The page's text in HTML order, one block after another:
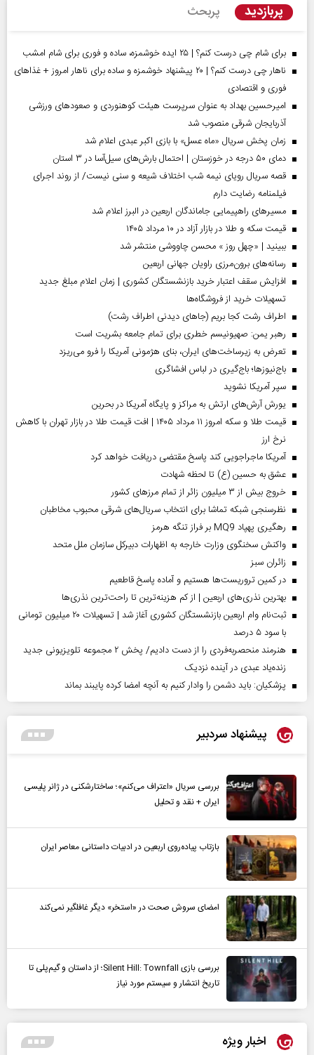
پربازدید پربحث
برای شام چی درست کنم؟ | ۲۵ ایده خوشمزه، ساده و فوری برای شام امشب
ناهار چی درست کنم؟ | ۲۰ پیشنهاد خوشمزه و ساده برای ناهار امروز + غذاهای
فوری و اقتصادی
امیرحسین بهداد به عنوان سرپرست هیئت کوهنوردی و صعودهای ورزشی
آذربایجان شرقی منصوب شد
زمان پخش سریال «ماه عسل» با بازی اکبر عبدی اعلام شد
دمای ۵۰ درجه در خوزستان | احتمال بارش‌های سیل‌آسا در ۳ استان
قصه سریال رویای نیمه شب اختلاف شیعه و سنی نیست/ از روند اجرای
فیلمنامه رضایت دارم
مسیر‌های راهپیمایی جاماندگان اربعین در البرز اعلام شد
قیمت سکه و طلا در بازار آزاد در ۱۰ مرداد ۱۴۰۵
ببینید | «چهل روز » محسن چاووشی منتشر شد
رسانه‌های برون‌مرزی راویان جهانی اربعین
افزایش سقف اعتبار خرید بازنشستگان کشوری | زمان اعلام مبلغ جدید
تسهیلات خرید از فروشگاه‌ها
اطراف رشت کجا بریم (جاهای دیدنی اطراف رشت)
رهبر یمن: صهیونیسم خطری برای تمام جامعه بشریت است
تعرض به زیرساخت‌های ایران، بنای هژمونی آمریکا را فرو می‌ریزد
باج‌نیوزها؛ باج‌گیری در لباس افشاگری
سپر آمریکا نشوید
یورش آرش‌های ارتش به مراکز و پایگاه‌ آمریکا در بحرین
قیمت طلا و سکه امروز ۱۱ مرداد ۱۴۰۵ | افت قیمت طلا در بازار تهران با کاهش
نرخ ارز
آمریکا ماجراجویی کند پاسخ مقتضی دریافت خواهد کرد
عشق به حسین (ع) تا لحظه شهادت
خروج بیش از ۳ میلیون زائر از تمام مرز‌های کشور
نظرسنجی شبکه تماشا برای انتخاب سریال‌های شرقی محبوب مخاطبان
رهگیری پهپاد MQ9 بر فراز تنگه هرمز
واکنش سخنگوی وزارت خارجه به اظهارات دبیرکل سازمان ملل متحد
‌زائران سبز
در کمین تروریست‌ها هستیم و آماده پاسخ قاطعیم
بهترین نذری‌های اربعین | از کم هزینه‌ترین تا راحت‌ترین نذری‌ها
ثبت‌نام وام اربعین بازنشستگان کشوری آغاز شد | تسهیلات ۲۰ میلیون تومانی
با سود ۵ درصد
هنرمند منحصر‌به‌فردی را از دست دادیم/ پخش ۲ مجموعه تلویزیونی جدید
زنده‌یاد عبدی در آینده نزدیک
پزشکیان: باید دشمن را وادار کنیم به آنچه امضا کرده پایبند بماند
پیشنهاد سردبیر
بررسی سریال «اعتراف می‌کنم»؛ ساختارشکنی در ژانر پلیسی
ایران + نقد و تحلیل
بازتاب پیاده‌روی اربعین در ادبیات داستانی معاصر ایران
امضای سروش صحت در «استخر» دیگر غافلگیر نمی‌کند
بررسی بازی Silent Hill: Townfall؛ از داستان و گیم‌پلی تا
تاریخ انتشار و سیستم مورد نیاز
اخبار ویژه